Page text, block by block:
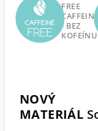
FREE
CAFFEINE
- BEZ
KOFEÍNU
NOVÝ
MATERIÁL